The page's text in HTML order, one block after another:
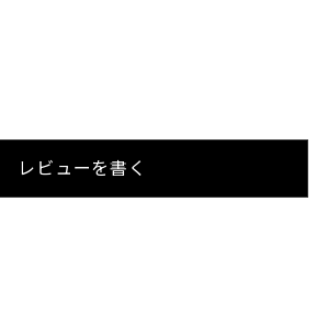
レビューを書く